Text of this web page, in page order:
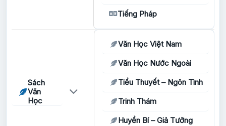
Tiếng Pháp
Sách
Văn
Học
Văn Học Việt Nam
Văn Học Nước Ngoài
Tiểu Thuyết – Ngôn Tình
Trinh Thám
Huyền Bí – Giả Tưởng